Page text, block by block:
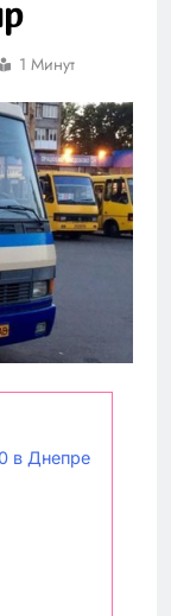
1 Минут
в Днепре